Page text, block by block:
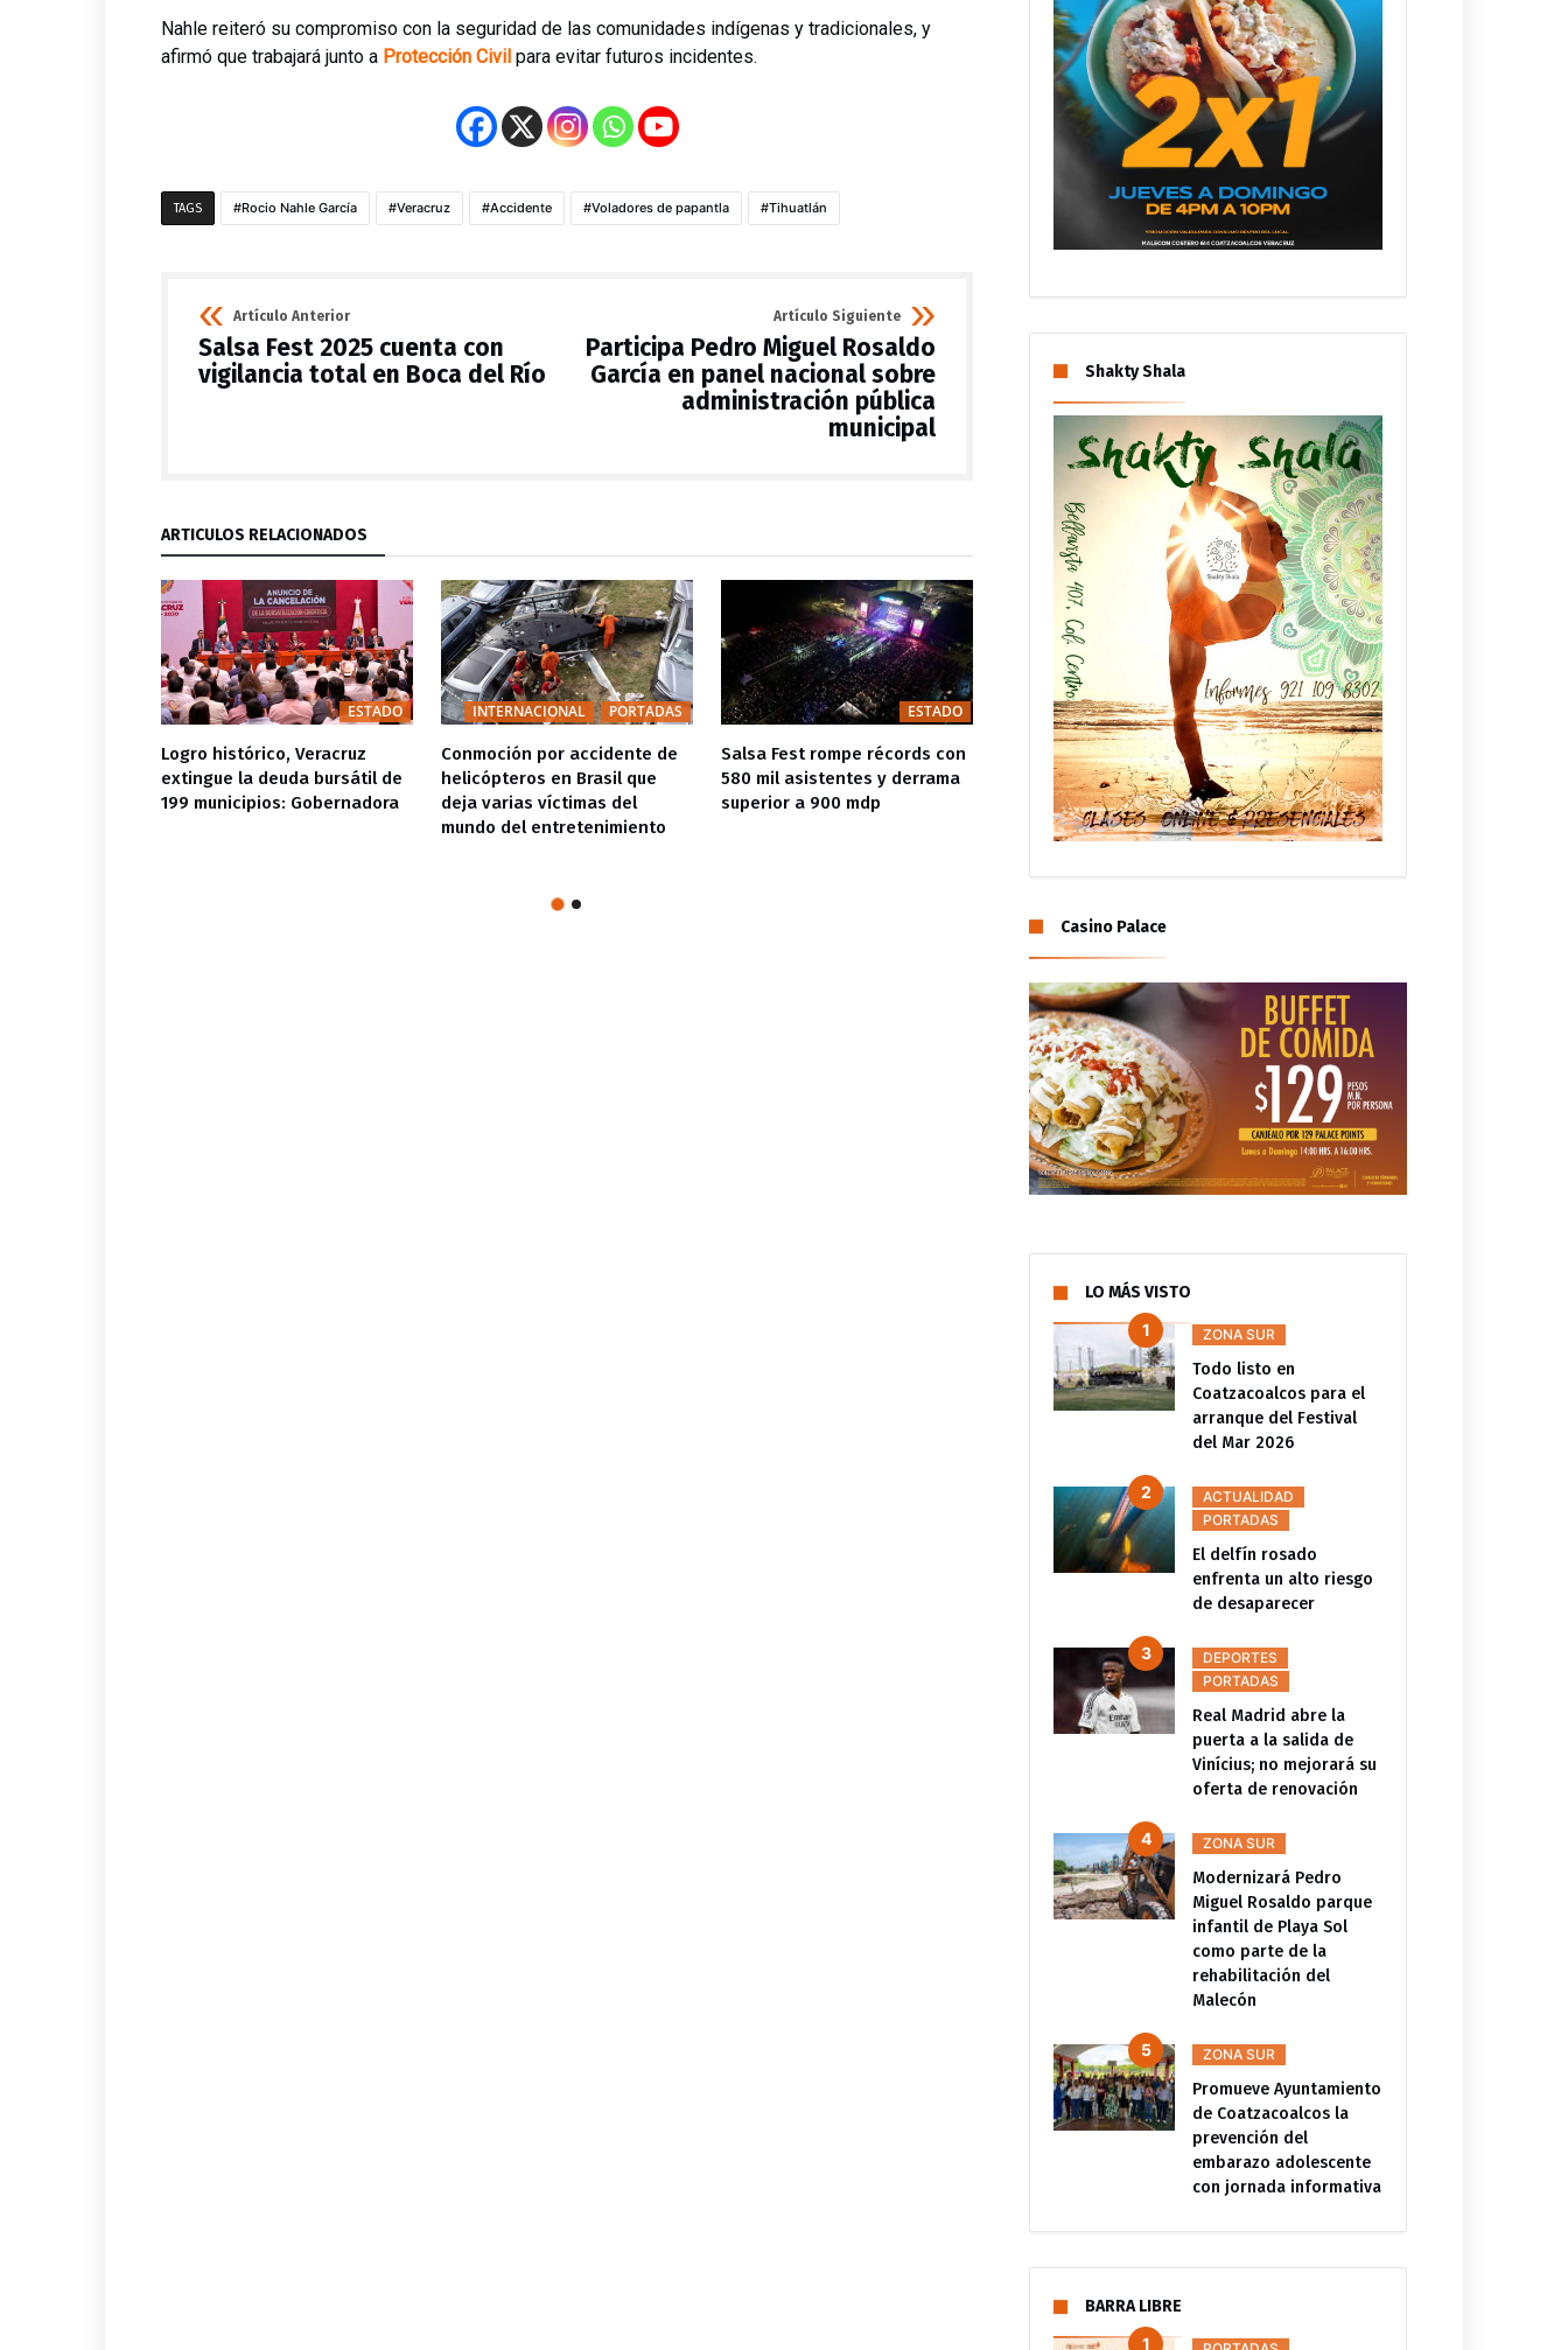
Nahle reiteró su compromiso con la seguridad de las comunidades indígenas y tradicionales, y
afirmó que trabajará junto a Protección Civil para evitar futuros incidentes.
TAGS Rocio Nahle García Veracruz Accidente Voladores de papantla Tihuatlán
Artículo Anterior
Salsa Fest 2025 cuenta con
vigilancia total en Boca del Río
Artículo Siguiente
Participa Pedro Miguel Rosaldo
García en panel nacional sobre
administración pública
municipal
ARTÍCULOS RELACIONADOS
ESTADO
Logro histórico, Veracruz
extingue la deuda bursátil de
199 municipios: Gobernadora
INTERNACIONAL PORTADAS
Conmoción por accidente de
helicópteros en Brasil que
deja varias víctimas del
mundo del entretenimiento
ESTADO
Salsa Fest rompe récords con
580 mil asistentes y derrama
superior a 900 mdp
ZONA SUR
Coordinan Rocío Nahle y
Pedro Miguel Rosaldo obras
deportivas y sanitarias para
impulsar el bienestar de
COMUNICADOS ESTATALES
La movilidad debe ser el
reflejo de la sociedad, el
peatón siempre es primero
Shakty Shala
Casino Palace
LO MÁS VISTO
ZONA SUR
Todo listo en
Coatzacoalcos para el
arranque del Festival
del Mar 2026
ACTUALIDAD
PORTADAS
El delfín rosado
enfrenta un alto riesgo
de desaparecer
DEPORTES
PORTADAS
Real Madrid abre la
puerta a la salida de
Vinícius; no mejorará su
oferta de renovación
ZONA SUR
Modernizará Pedro
Miguel Rosaldo parque
infantil de Playa Sol
como parte de la
rehabilitación del
Malecón
ZONA SUR
Promueve Ayuntamiento
de Coatzacoalcos la
prevención del
embarazo adolescente
con jornada informativa
BARRA LIBRE